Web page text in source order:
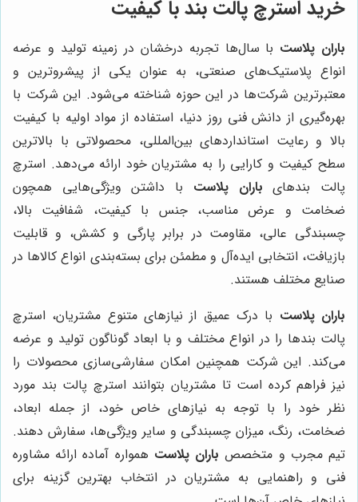
خرید استرچ پالت بند با کیفیت
باران پلاست با سال‌ها تجربه درخشان در زمینه تولید و عرضه
انواع پلاستیک‌های صنعتی، به عنوان یکی از پیشروترین و
معتبرترین شرکت‌ها در این حوزه شناخته می‌شود. این شرکت با
بهره‌گیری از دانش فنی روز دنیا، استفاده از مواد اولیه با کیفیت
بالا و رعایت استانداردهای بین‌المللی، محصولاتی با بالاترین
سطح کیفیت و کارایی را به مشتریان خود ارائه می‌دهد. استرچ
پالت بندهای باران پلاست با داشتن ویژگی‌هایی همچون
ضخامت و عرض مناسب، جنس با کیفیت، شفافیت بالا،
چسبندگی عالی، مقاومت در برابر پارگی و کشش، و قابلیت
بازیافت، انتخابی ایده‌آل و مطمئن برای بسته‌بندی انواع کالاها در
صنایع مختلف هستند.
باران پلاست با درک عمیق از نیازهای متنوع مشتریان، استرچ
پالت بندها را در انواع مختلف و با ابعاد گوناگون تولید و عرضه
می‌کند. این شرکت همچنین امکان سفارشی‌سازی محصولات را
نیز فراهم کرده است تا مشتریان بتوانند استرچ پالت بند مورد
نظر خود را با توجه به نیازهای خاص خود، از جمله ابعاد،
ضخامت، رنگ، میزان چسبندگی و سایر ویژگی‌ها، سفارش دهند.
تیم مجرب و متخصص باران پلاست همواره آماده ارائه مشاوره
فنی و راهنمایی به مشتریان در انتخاب بهترین گزینه برای